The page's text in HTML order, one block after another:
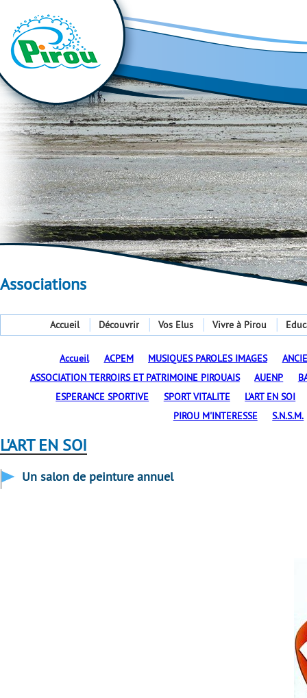
Accueil Découvrir Vos Elus Vivre à Pirou
Associations
Accueil ACPEM MUSIQUES PAROLES IMAGES
ASSOCIATION TERROIRS ET PATRIMOINE PIROUAIS
AUENP
ESPERANCE SPORTIVE
SPORT VITALITE
L'ART EN SOI
PIROU M'INTERESSE
S.N.S.M.
L'ART EN SOI
Un salon de peinture annuel